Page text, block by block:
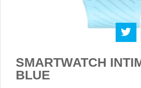
SMARTWATCH
BLUE